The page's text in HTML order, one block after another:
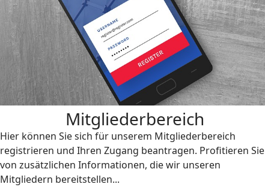
Mitgliederbereich
Hier können Sie sich für unserem Mitgliederbereich
registrieren und Ihren Zugang beantragen. Profitieren Sie
von zusätzlichen Informationen, die wir unseren
Mitgliedern bereitstellen...